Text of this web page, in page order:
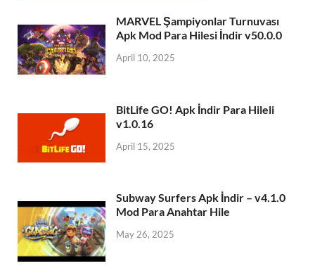
MARVEL Şampiyonlar Turnuvası
Apk Mod Para Hilesi İndir v50.0.0
April 10, 2025
BitLife GO! Apk İndir Para Hileli
v1.0.16
April 15, 2025
Subway Surfers Apk İndir – v4.1.0
Mod Para Anahtar Hile
May 26, 2025